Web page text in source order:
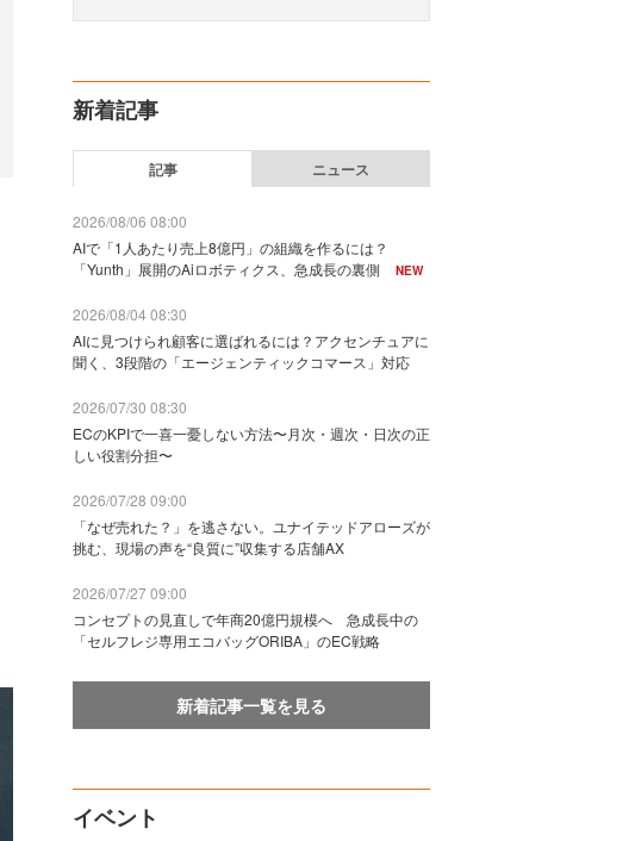
新着記事
記事 ニュース
2026/08/06 08:00
AIで「1人あたり売上8億円」の組織を作るには？
「Yunth」展開のAiロボティクス、急成長の裏側
NEW
2026/08/04 08:30
AIに見つけられ顧客に選ばれるには？アクセンチュアに
聞く、3段階の「エージェンティックコマース」対応
2026/07/30 08:30
ECのKPIで一喜一憂しない方法〜月次・週次・日次の正
しい役割分担〜
2026/07/28 09:00
「なぜ売れた？」を逃さない。ユナイテッドアローズが
挑む、現場の声を“良質に”収集する店舗AX
2026/07/27 09:00
コンセプトの見直しで年商20億円規模へ 急成長中の
「セルフレジ専用エコバッグORIBA」のEC戦略
新着記事一覧を見る
イベント